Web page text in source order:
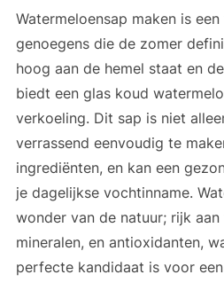
Watermeloensap maken is
genoegens die de zomer
hoog aan de hemel staat en
biedt een glas koud
verkoeling. Dit sap is niet
verrassend eenvoudig te
ingrediënten, en kan een
je dagelijkse vochtinname.
wonder van de natuur; rijk
mineralen, en antioxidanten,
perfecte kandidaat is voor